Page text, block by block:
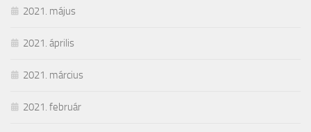
2021. május
2021. április
2021. március
2021. február